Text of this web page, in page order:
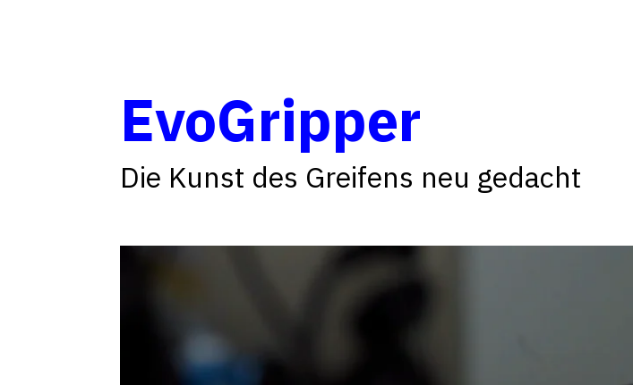
EvoGripper
Die Kunst des Greifens neu gedacht